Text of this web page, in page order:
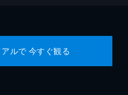
ルで 今すぐ観る